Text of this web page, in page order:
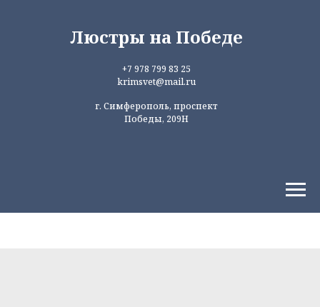
Люстры на Победе
+7 978 799 83 25
krimsvet@mail.ru
г. Симферополь, проспект
Победы, 209Н